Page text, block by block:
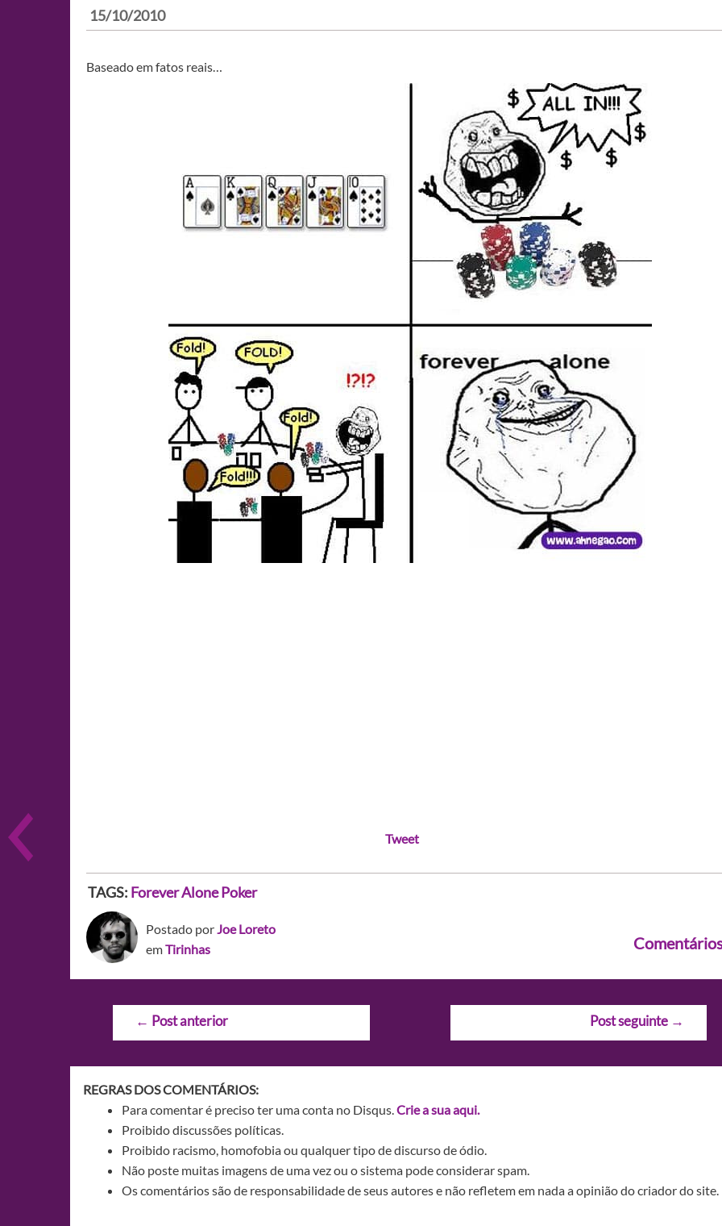
15/10/2010
Baseado em fatos reais…
Tweet
TAGS: Forever AlonePoker
Postado porJoe Loreto
emTirinhas
Navegação
← Post anterior Post seguinte →
REGRAS DOS COMENTÁRIOS:
Para comentar é preciso ter uma conta no Disqus.Crie a sua aqui.
Proibido discussões políticas.
Proibido racismo, homofobia ou qualquer tipo de discurso de ódio.
Não poste muitas imagens de uma vez ou o sistema pode considerar spam.
Os comentários são de responsabilidade de seus autores e não refletem em nada a opinião do criador do site.